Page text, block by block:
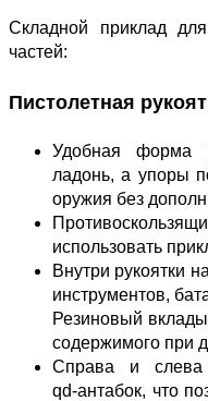
Складной приклад
частей:
Пистолетная
Удобная форма
ладонь, а упоры
оружия без
использовать
Внутри рукоятки
инструментов,
Резиновый
содержимого при
Справа и слева
qd‑антабок, что